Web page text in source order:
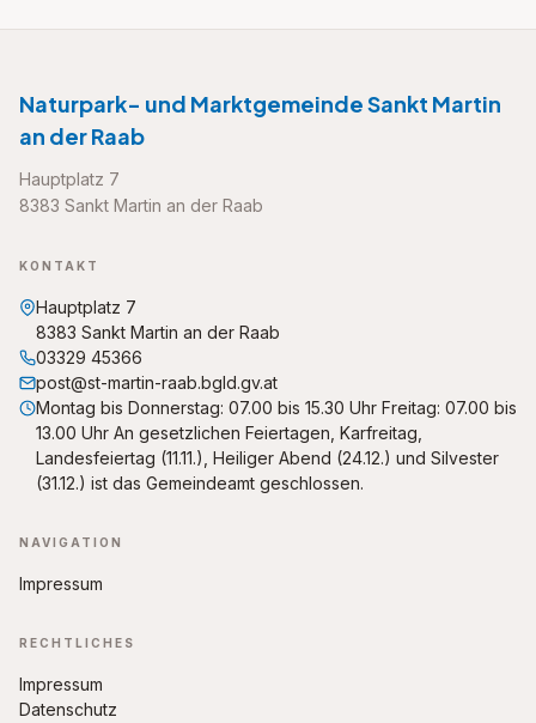
Naturpark- und Marktgemeinde Sankt Martin
an der Raab
Hauptplatz 7
8383 Sankt Martin an der Raab
KONTAKT
Hauptplatz 7
8383 Sankt Martin an der Raab
03329 45366
post@st-martin-raab.bgld.gv.at
Montag bis Donnerstag: 07.00 bis 15.30 Uhr Freitag: 07.00 bis
13.00 Uhr An gesetzlichen Feiertagen, Karfreitag,
Landesfeiertag (11.11.), Heiliger Abend (24.12.) und Silvester
(31.12.) ist das Gemeindeamt geschlossen.
NAVIGATION
Impressum
RECHTLICHES
Impressum
Datenschutz